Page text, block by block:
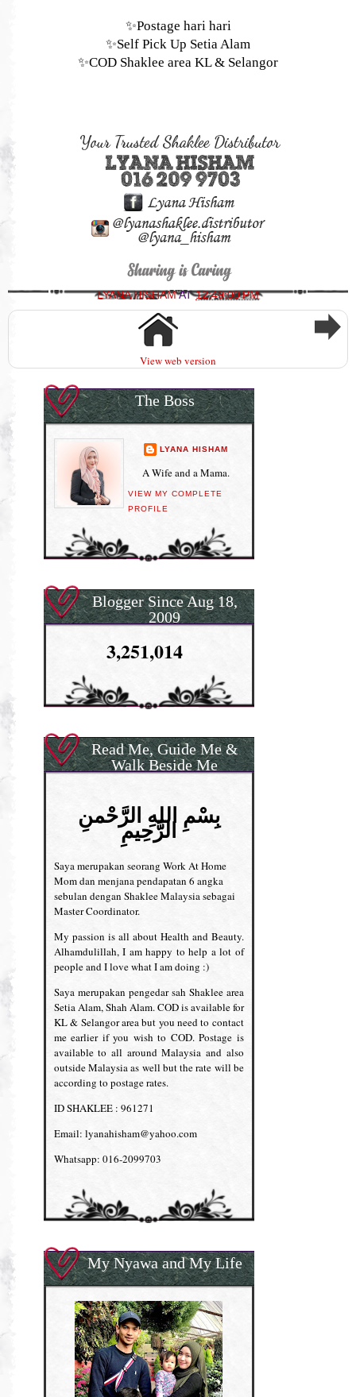
✨Postage hari hari
✨Self Pick Up Setia Alam
✨COD Shaklee area KL & Selangor
LYANA HISHAMAT12:49:00 PM
View web version
The Boss
LYANA HISHAM
A Wife and a Mama.
VIEW MY COMPLETE
PROFILE
Blogger Since Aug 18,
2009
3,251,014
Read Me, Guide Me &
Walk Beside Me
بِسْمِ اللهِ الرَّحْمنِ
الرَّحِيمِ
Saya merupakan seorang Work At Home
Mom dan menjana pendapatan 6 angka
sebulan dengan Shaklee Malaysia sebagai
Master Coordinator.
My passion is all about Health and Beauty.
Alhamdulillah, I am happy to help a lot of
people and I love what I am doing :)
Saya merupakan pengedar sah Shaklee area
Setia Alam, Shah Alam. COD is available for
KL & Selangor area but you need to contact
me earlier if you wish to COD. Postage is
available to all around Malaysia and also
outside Malaysia as well but the rate will be
according to postage rates.
ID SHAKLEE : 961271
Email: lyanahisham@yahoo.com
Whatsapp: 016-2099703
My Nyawa and My Life